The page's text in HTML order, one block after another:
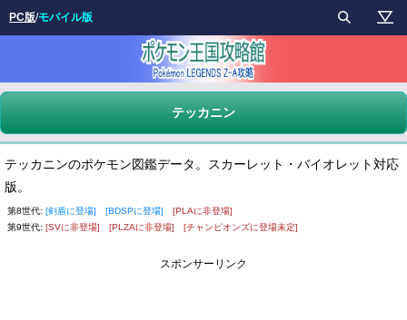
テッカニン
テッカニンのポケモン図鑑データ。スカーレット・バイオレット対応
版。
第8世代: [剣盾に登場] [BDSPに登場]
[PLAに非登場]
第9世代: [SVに非登場] [PLZAに非登場] [チャンピオンズに登場未定]
スポンサーリンク
PC版/モバイル版